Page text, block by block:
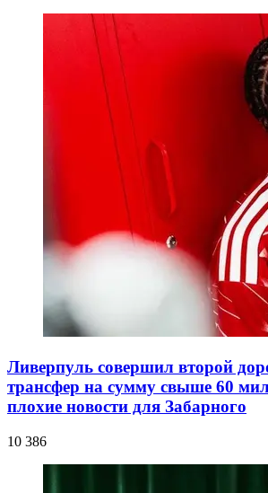
Ливерпуль совершил второй
трансфер на сумму свыше 60
плохие новости для Забарного
10 386